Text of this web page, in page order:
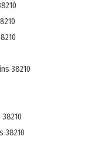
38210
38210